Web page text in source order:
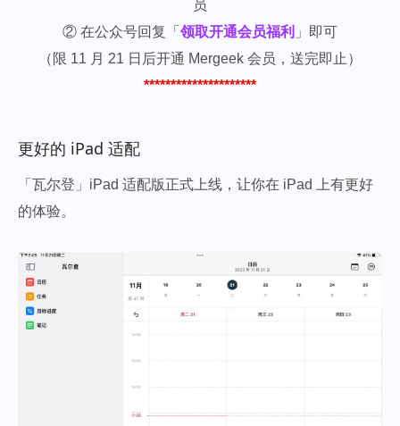
员
② 在公众号回复「 领取开通会员福利 」即可
（限 11 月 21 日后开通 Mergeek 会员，送完即止）
*********************
更好的 iPad 适配
「瓦尔登」iPad 适配版正式上线，让你在 iPad 上有更好
的体验。